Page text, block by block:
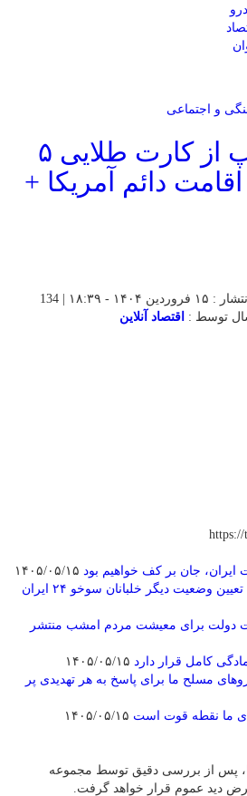
و اجتماعی
رونمایی ترامپ از کارت طلایی ۵
دائم آمریکا +
شناسه خبر : 51278 | تاریخ انتشار : ۱۵ فروردین ۱۴۰۴ - ۱۸:۳۹ | 134
توسط : اقتصاد آنلاین
https://
ایران، جان بر کف خواهیم بود
وضعیت دیگر خلبانان سوخو ۲۴ ایران
دولت برای معیشت مردم امشب منتشر
کامل قرار دارد
مسلح ما برای پاسخ به هر تهدیدی پر
ما نقطه قوت است
پس از بررسی دقیق توسط مجموعه
دید عموم قرار خواهد گرفت.